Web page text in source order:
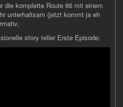
die komplette Route 66 mit einem
unterhaltsam (jetzt kommt ja eh
story teller Erste Episode: